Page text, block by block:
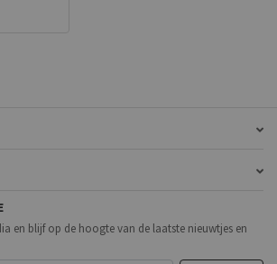
en blijf op de hoogte van de laatste nieuwtjes en